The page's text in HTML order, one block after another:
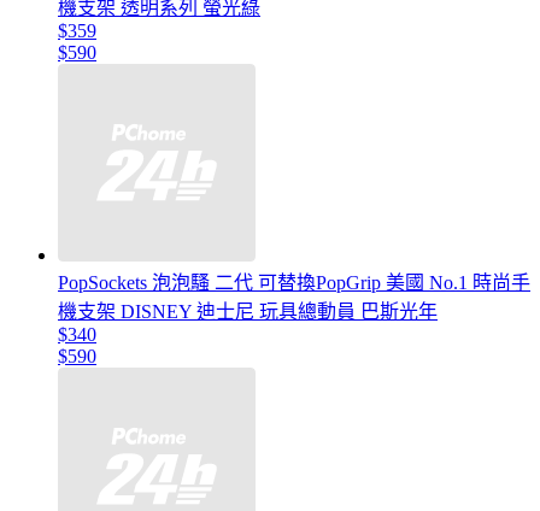
機支架 透明系列 螢光綠
$359
$590
PopSockets 泡泡騷 二代 可替換PopGrip 美國 No.1 時尚手
機支架 DISNEY 迪士尼 玩具總動員 巴斯光年
$340
$590